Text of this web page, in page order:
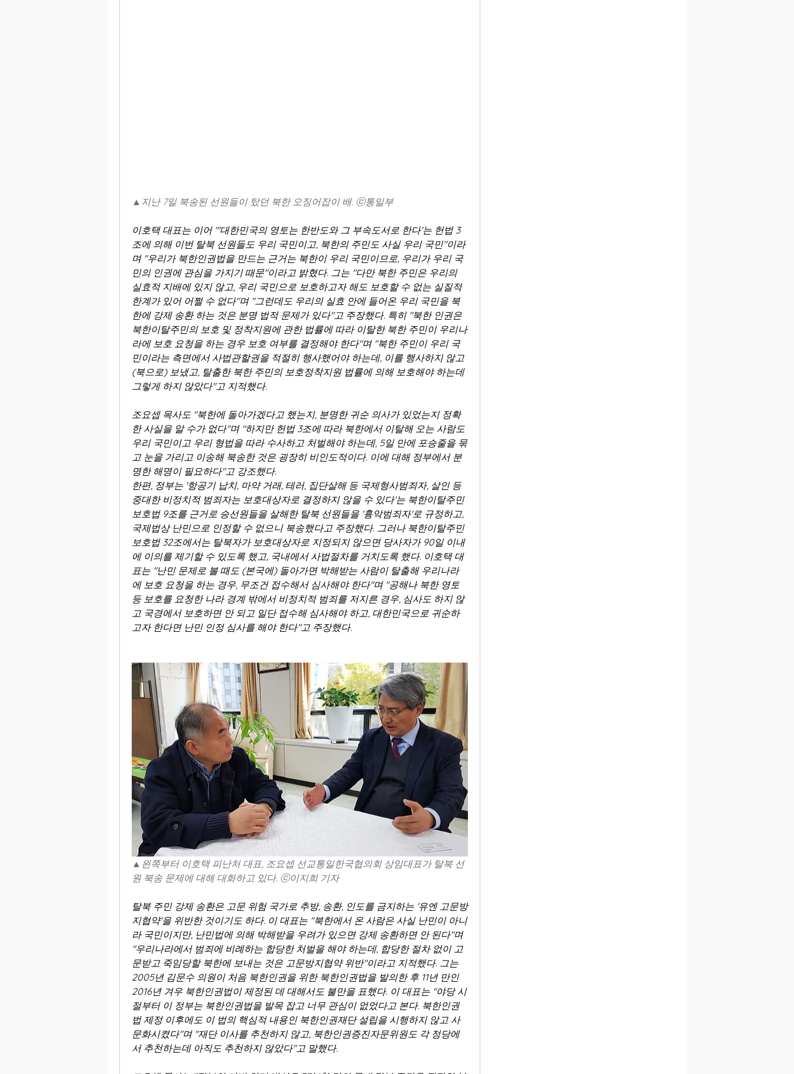
▲지난 7일 북송된 선원들이 탔던 북한 오징어잡이 배. ⓒ통일부
이호택 대표는 이어 "'대한민국의 영토는 한반도와 그 부속도서로 한다'는 헌법 3
조에 의해 이번 탈북 선원들도 우리 국민이고, 북한의 주민도 사실 우리 국민"이라
며 "우리가 북한인권법을 만드는 근거는 북한이 우리 국민이므로, 우리가 우리 국
민의 인권에 관심을 가지기 때문"이라고 밝혔다. 그는 "다만 북한 주민은 우리의
실효적 지배에 있지 않고, 우리 국민으로 보호하고자 해도 보호할 수 없는 실질적
한계가 있어 어쩔 수 없다"며 "그런데도 우리의 실효 안에 들어온 우리 국민을 북
한에 강제 송환 하는 것은 분명 법적 문제가 있다"고 주장했다. 특히 "북한 인권은
북한이탈주민의 보호 및 정착지원에 관한 법률에 따라 이탈한 북한 주민이 우리나
라에 보호 요청을 하는 경우 보호 여부를 결정해야 한다"며 "북한 주민이 우리 국
민이라는 측면에서 사법관할권을 적절히 행사했어야 하는데, 이를 행사하지 않고
(북으로) 보냈고, 탈출한 북한 주민의 보호정착지원 법률에 의해 보호해야 하는데
그렇게 하지 않았다"고 지적했다.
조요셉 목사도 "북한에 돌아가겠다고 했는지, 분명한 귀순 의사가 있었는지 정확
한 사실을 알 수가 없다"며 "하지만 헌법 3조에 따라 북한에서 이탈해 오는 사람도
우리 국민이고 우리 형법을 따라 수사하고 처벌해야 하는데, 5일 만에 포승줄을 묶
고 눈을 가리고 이송해 북송한 것은 굉장히 비인도적이다. 이에 대해 정부에서 분
명한 해명이 필요하다"고 강조했다.
한편, 정부는 '항공기 납치, 마약 거래, 테러, 집단살해 등 국제형사범죄자, 살인 등
중대한 비정치적 범죄자는 보호대상자로 결정하지 않을 수 있다'는 북한이탈주민
보호법 9조를 근거로 승선원들을 살해한 탈북 선원들을 '흉악범죄자'로 규정하고,
국제법상 난민으로 인정할 수 없으니 북송했다고 주장했다. 그러나 북한이탈주민
보호법 32조에서는 탈북자가 보호대상자로 지정되지 않으면 당사자가 90일 이내
에 이의를 제기할 수 있도록 했고, 국내에서 사법절차를 거치도록 했다. 이호택 대
표는 "난민 문제로 볼 때도 (본국에) 돌아가면 박해받는 사람이 탈출해 우리나라
에 보호 요청을 하는 경우, 무조건 접수해서 심사해야 한다"며 "공해나 북한 영토
등 보호를 요청한 나라 경계 밖에서 비정치적 범죄를 저지른 경우, 심사도 하지 않
고 국경에서 보호하면 안 되고 일단 접수해 심사해야 하고, 대한민국으로 귀순하
고자 한다면 난민 인정 심사를 해야 한다"고 주장했다.
▲왼쪽부터 이호택 피난처 대표, 조요셉 선교통일한국협의회 상임대표가 탈북 선
원 북송 문제에 대해 대화하고 있다. ⓒ이지희 기자
탈북 주민 강제 송환은 고문 위험 국가로 추방, 송환, 인도를 금지하는 '유엔 고문방
지협약'을 위반한 것이기도 하다. 이 대표는 "북한에서 온 사람은 사실 난민이 아니
라 국민이지만, 난민법에 의해 박해받을 우려가 있으면 강제 송환하면 안 된다"며
"우리나라에서 범죄에 비례하는 합당한 처벌을 해야 하는데, 합당한 절차 없이 고
문받고 죽임당할 북한에 보내는 것은 고문방지협약 위반"이라고 지적했다. 그는
2005년 김문수 의원이 처음 북한인권을 위한 북한인권법을 발의한 후 11년 만인
2016년 겨우 북한인권법이 제정된 데 대해서도 불만을 표했다. 이 대표는 "야당 시
절부터 이 정부는 북한인권법을 발목 잡고 너무 관심이 없었다고 본다. 북한인권
법 제정 이후에도 이 법의 핵심적 내용인 북한인권재단 설립을 시행하지 않고 사
문화시켰다"며 "재단 이사를 추천하지 않고, 북한인권증진자문위원도 각 정당에
서 추천하는데 아직도 추천하지 않았다"고 말했다.